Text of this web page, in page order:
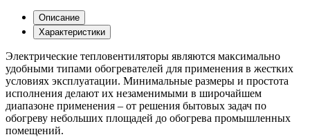
Описание
Характеристики
Электрические тепловентиляторы являются максимально
удобными типами обогревателей для применения в жестких
условиях эксплуатации. Минимальные размеры и простота
исполнения делают их незаменимыми в широчайшем
диапазоне применения – от решения бытовых задач по
обогреву небольших площадей до обогрева промышленных
помещений.